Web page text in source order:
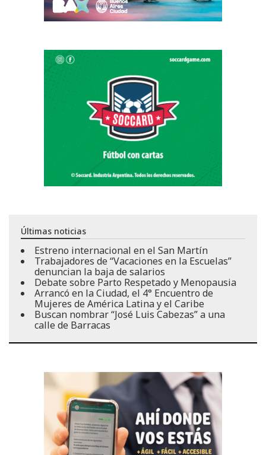
Últimas noticias
Estreno internacional en el San Martín
Trabajadores de “Vacaciones en la Escuelas”
denuncian la baja de salarios
Debate sobre Parto Respetado y Menopausia
Arrancó en la Ciudad, el 4° Encuentro de
Mujeres de América Latina y el Caribe
Buscan nombrar “José Luis Cabezas” a una
calle de Barracas